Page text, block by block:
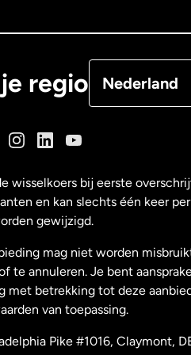
regio Nederland
Nederland
Nieuw-Zeeland
wisselkoers bij eerste
en kan slechts één keer
gewijzigd.
mag niet worden
te annuleren. Je bent
met betrekking tot deze
van toepassing.
Pike #1016, Claymont,